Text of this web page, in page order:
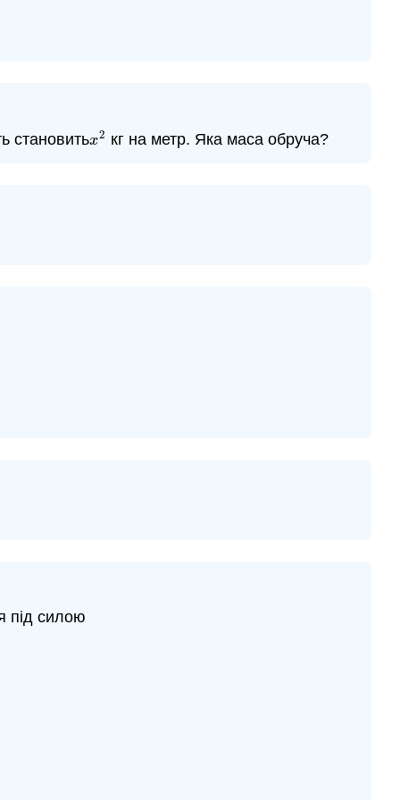
становитьx2
x2 кг на метр. Яка маса обруча?
під силою